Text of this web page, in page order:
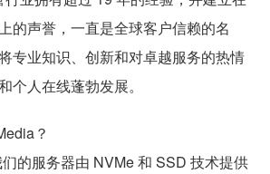
的声誉，一直是全球客户信赖的名
专业知识、创新和对卓越服务的热情
个人在线蓬勃发展。
？
的服务器由 NVMe 和 SSD 技术提供